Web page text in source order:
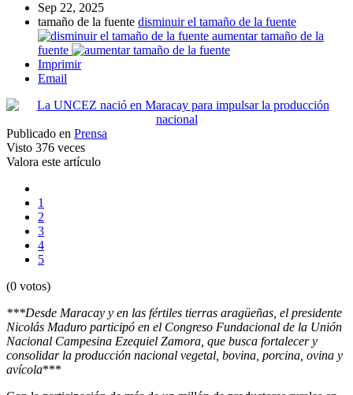
Sep 22, 2025
tamaño de la fuente disminuir el tamaño de la fuente
aumentar tamaño de la
fuente
Imprimir
Email
Publicado en Prensa
Visto 376 veces
Valora este artículo
1
2
3
4
5
(0 votos)
***Desde Maracay y en las fértiles tierras aragüeñas, el presidente
Nicolás Maduro participó en el Congreso Fundacional de la Unión
Nacional Campesina Ezequiel Zamora, que busca fortalecer y
consolidar la producción nacional vegetal, bovina, porcina, ovina y
avícola***